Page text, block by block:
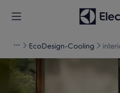
EcoDesign-Cooling